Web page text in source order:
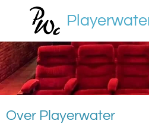
naar
de
hoofdinhoud
Over Playerwater